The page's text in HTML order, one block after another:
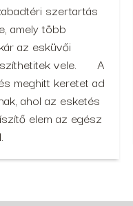
szertartás
amely több
az esküvői
vele. A
meghitt keretet ad
ahol az esketés
elem az egész